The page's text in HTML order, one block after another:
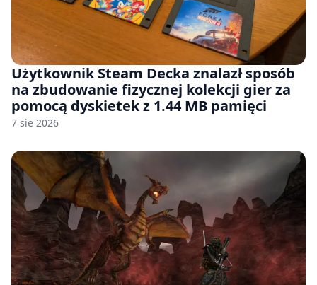
Użytkownik Steam Decka znalazł sposób
na zbudowanie fizycznej kolekcji gier za
pomocą dyskietek z 1.44 MB pamięci
7 sie 2026